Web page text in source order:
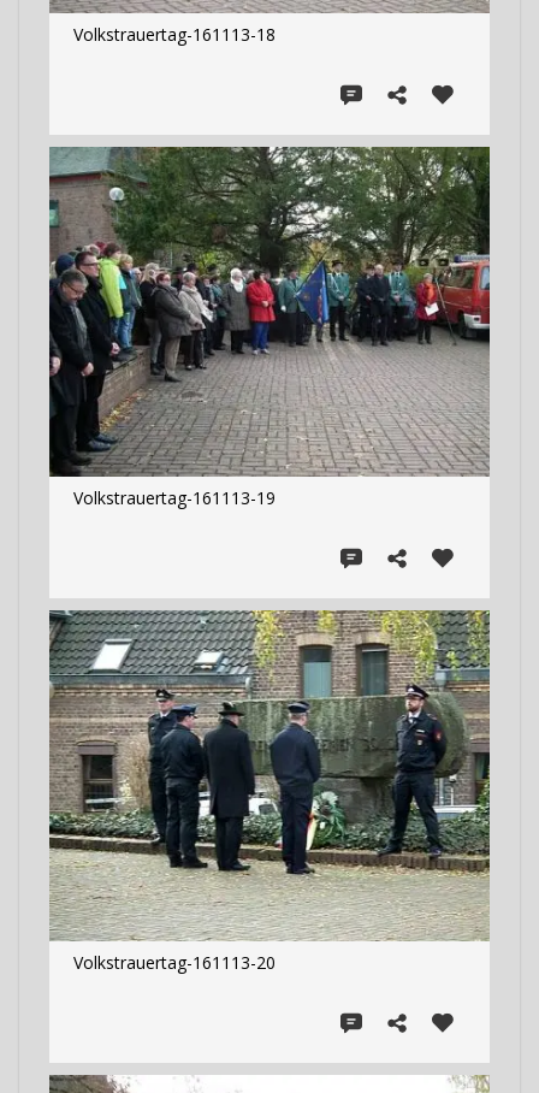
Volkstrauertag-161113-18
Volkstrauertag-161113-19
Volkstrauertag-161113-20